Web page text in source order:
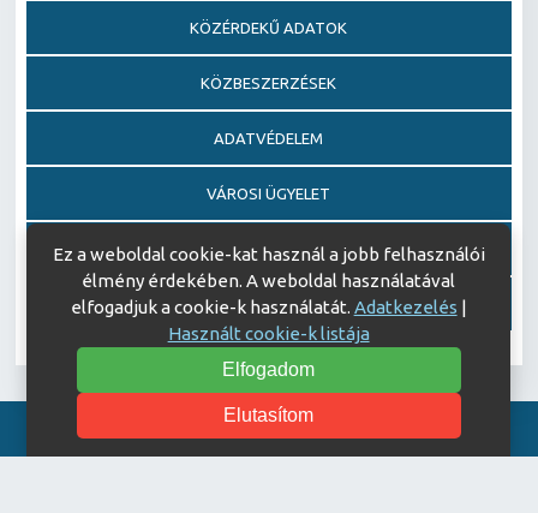
KÖZÉRDEKŰ ADATOK
KÖZBESZERZÉSEK
ADATVÉDELEM
VÁROSI ÜGYELET
EGÉSZSÉGFEJLESZTŐ KÓRHÁZ DÍJ PÁLYÁZAT
AJÁNDÉKOZÁSI OKIRATOK
Ez a weboldal cookie-kat használ a jobb felhasználói
élmény érdekében. A weboldal használatával
elfogadjuk a cookie-k használatát. Adatkezelés |
Használt cookie-k listája
Elfogadom
Elutasítom